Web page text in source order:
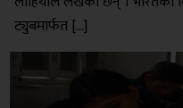
ट्युबमार्फत […]